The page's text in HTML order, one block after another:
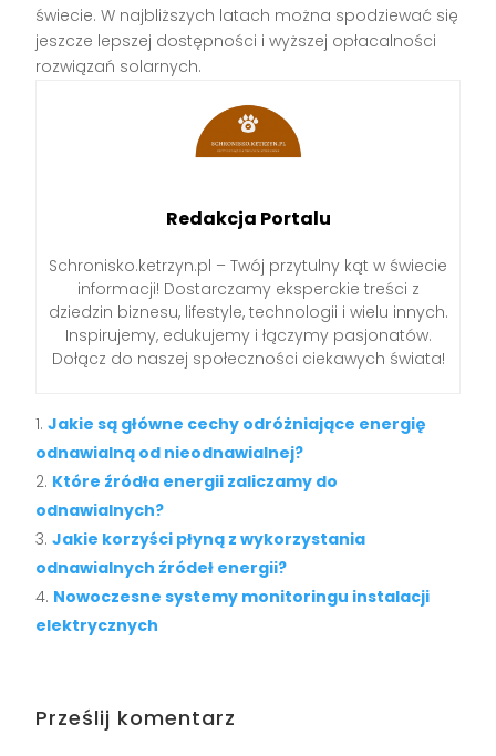
świecie. W najbliższych latach można spodziewać się
jeszcze lepszej dostępności i wyższej opłacalności
rozwiązań solarnych.
Redakcja Portalu
Schronisko.ketrzyn.pl – Twój przytulny kąt w świecie
informacji! Dostarczamy eksperckie treści z
dziedzin biznesu, lifestyle, technologii i wielu innych.
Inspirujemy, edukujemy i łączymy pasjonatów.
Dołącz do naszej społeczności ciekawych świata!
Jakie są główne cechy odróżniające energię
odnawialną od nieodnawialnej?
Które źródła energii zaliczamy do
odnawialnych?
Jakie korzyści płyną z wykorzystania
odnawialnych źródeł energii?
Nowoczesne systemy monitoringu instalacji
elektrycznych
Prześlij komentarz